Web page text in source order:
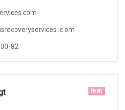
.c om
82
Reply